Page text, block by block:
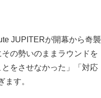
JUPITERが開幕から奇襲
の勢いのままラウンドを
をさせなかった」「対応
ます。